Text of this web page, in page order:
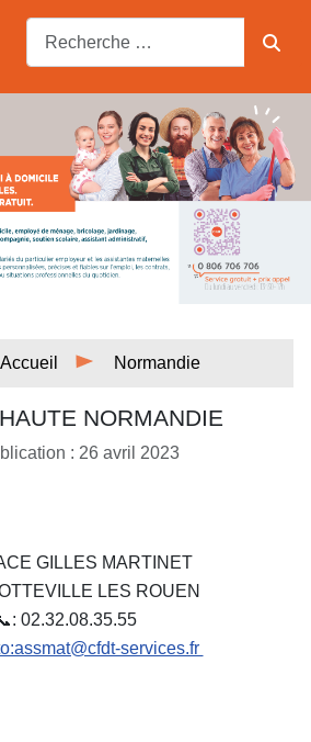
Accueil Normandie
NORMANDIE
: 26 avril 2023
GILLES MARTINET
LES ROUEN
02.32.08.35.55
services.fr
SERVICES DE BASSE NORMANDIE